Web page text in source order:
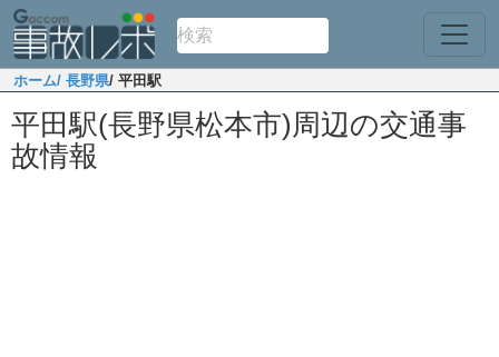
ホーム/ 長野県/ 平田駅
平田駅(長野県松本市)周辺の交通事
故情報